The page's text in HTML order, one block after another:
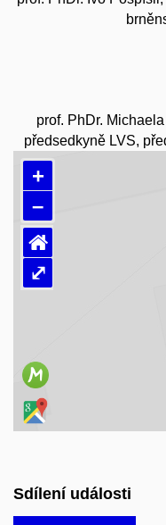
prof. PhDr.
předsedkyně LVS,
+
–
⌂
⤢
Sdílení události